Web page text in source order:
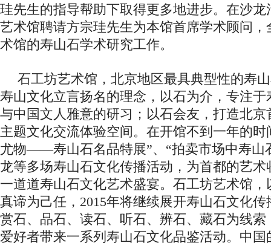
珪先生的指导帮助下取得更多地进步。在沙
艺术馆聘请方宗珪先生为本馆首席学术顾问
术馆的寿山石学术研究工作。
石工坊艺术馆，北京地区最具典型性的寿
寿山文化立言扬名的理念，以石为介，专注
与中国文人雅意的研习；以石会友，打造北
主题文化交流体验空间。在开馆不到一年的时
尤物——寿山石名品特展”、“拍卖市场中寿山
龙等多场寿山石文化传播活动，为首都的艺
一道道寿山石文化艺术盛宴。石工坊艺术馆
真谛为己任，2015年将继续展开寿山石文化
赏石、品石、读石、听石、辨石、藏石为线
爱好者带来一系列寿山石文化品鉴活动。中